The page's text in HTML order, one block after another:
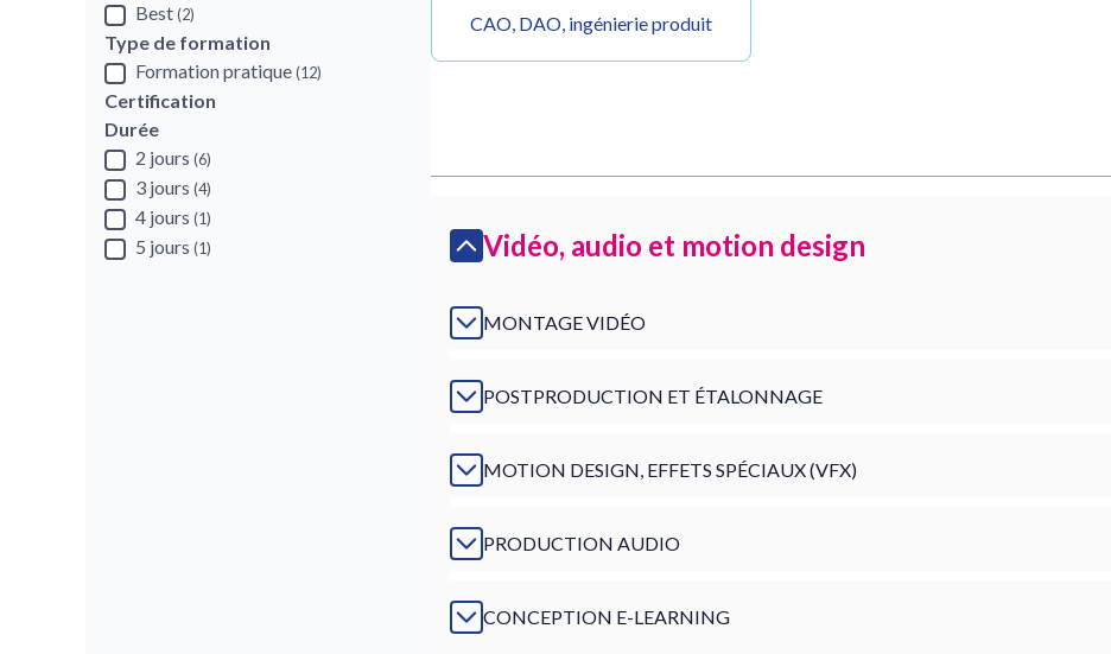
CAO, DAO, ingénierie produit
Vidéo, audio et motion design
MONTAGE VIDÉO
POSTPRODUCTION ET ÉTALONNAGE
MOTION DESIGN, EFFETS SPÉCIAUX (VFX)
PRODUCTION AUDIO
CONCEPTION E-LEARNING
Best(2)
Type de formation
Formation pratique(12)
Certification
Durée
2 jours (6)
3 jours (4)
4 jours (1)
5 jours (1)